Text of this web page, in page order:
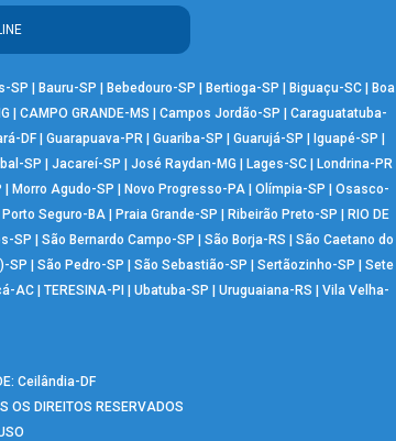
SP Bauru-SP Bebedouro-SP Bertioga-SP Biguaçu-SC|
Boa
CAMPO GRANDE-MS Campos Jordão-SP
Caraguatatuba-
DF Guarapuava-PR Guariba-SP Guarujá-SP Iguapé-SP
SP Jacareí-SP José Raydan-MG Lages-SC|
Londrina-PR
Morro Agudo-SP Novo Progresso-PA Olímpia-SP
Osasco-
Porto Seguro-BA| Praia Grande-SP Ribeirão Preto-SP
RIO DE
SP São Bernardo Campo-SP São Borja-RS
São Caetano do
SP São Pedro-SP São Sebastião-SP Sertãozinho-SP
Sete
AC| TERESINA-PI Ubatuba-SP Uruguaiana-RS
Vila Velha-
Ceilândia-DF
OS DIREITOS RESERVADOS